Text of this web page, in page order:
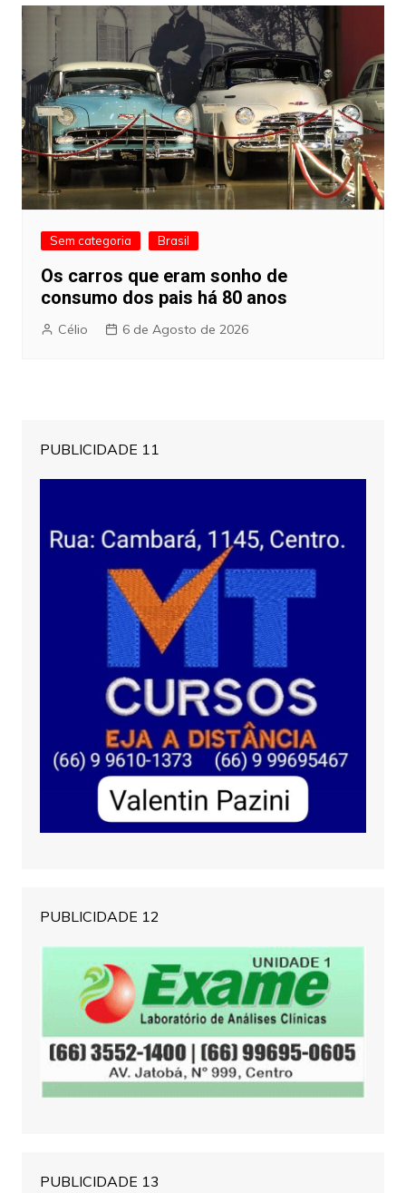
Sem categoria Brasil
Os carros que eram sonho de
consumo dos pais há 80 anos
Célio 6 de Agosto de 2026
PUBLICIDADE 11
PUBLICIDADE 12
PUBLICIDADE 13